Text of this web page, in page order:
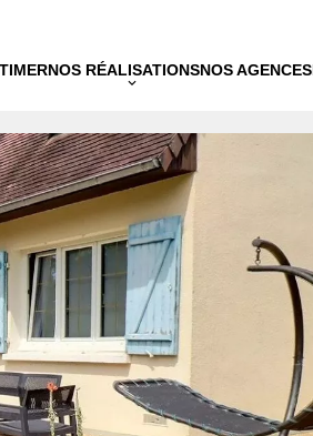
NOS RÉALISATIONSNOS AGENCES